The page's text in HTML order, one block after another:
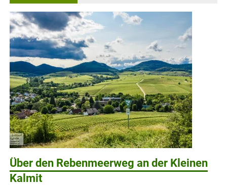
Über den Rebenmeerweg an der Kleinen
Kalmit